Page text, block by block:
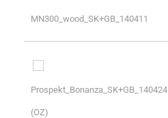
MN300_wood_SK+GB_140411
Prospekt_Bonanza_SK+GB_140424
(OZ)